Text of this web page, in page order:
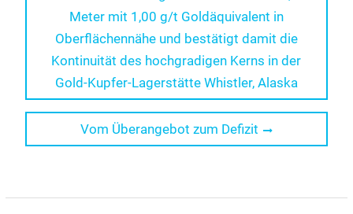
post:
Meter mit 1,00 g/t Goldäquivalent in
Oberflächennähe und bestätigt damit die
Kontinuität des hochgradigen Kerns in der
Gold-Kupfer-Lagerstätte Whistler, Alaska
Next
post:
Vom Überangebot zum Defizit